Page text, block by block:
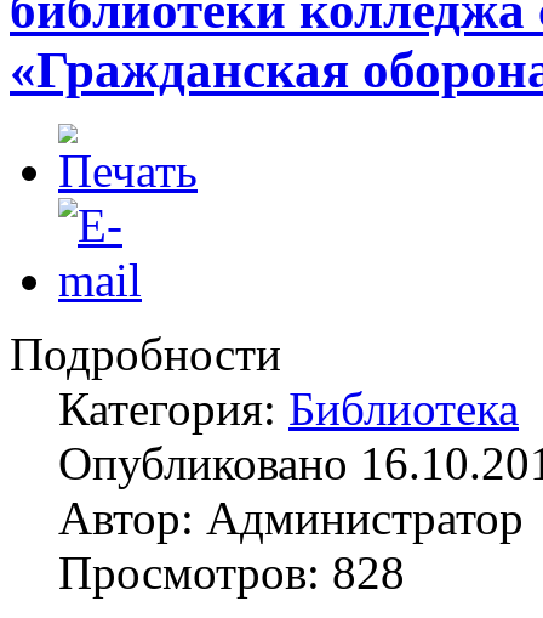
«Гражданская
Подробности
Категория: Библиотека
Опубликовано
Автор: Администратор
Просмотров: 828